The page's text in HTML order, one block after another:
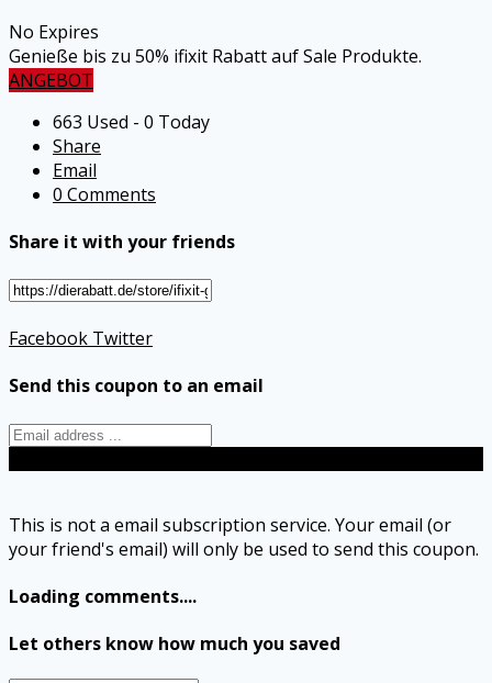
No Expires
Genieße bis zu 50% ifixit Rabatt auf Sale Produkte.
ANGEBOT
663 Used - 0 Today
Share
Email
0 Comments
Share it with your friends
Facebook Twitter
Send this coupon to an email
This is not a email subscription service. Your email (or
your friend's email) will only be used to send this coupon.
Loading comments....
Let others know how much you saved